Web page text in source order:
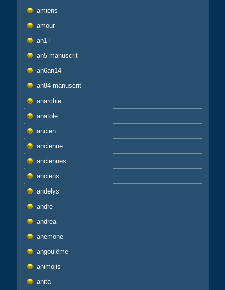
amiens
amour
an1-l
an5-manuscrit
an6an14
an84-manuscrit
anarchie
anatole
ancien
ancienne
anciennes
anciens
andelys
andré
andrea
anemone
angoulême
animojis
anita